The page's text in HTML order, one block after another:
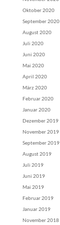
Oktober 2020
September 2020
August 2020
Juli 2020
Juni 2020
Mai 2020
April 2020
März 2020
Februar 2020
Januar 2020
Dezember 2019
November 2019
September 2019
August 2019
Juli 2019
Juni 2019
Mai 2019
Februar 2019
Januar 2019
November 2018